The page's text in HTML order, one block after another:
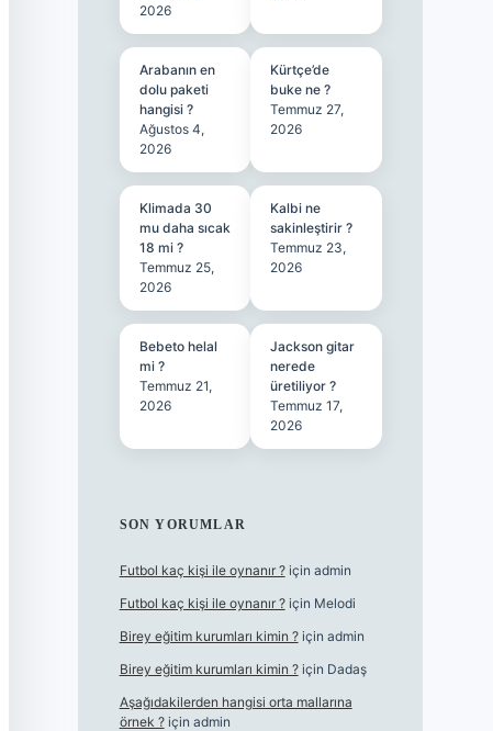
2026
Arabanın en
dolu paketi
hangisi ?
Ağustos 4,
2026
Kürtçe’de
buke ne ?
Temmuz 27,
2026
Klimada 30
mu daha sıcak
18 mi ?
Temmuz 25,
2026
Kalbi ne
sakinleştirir ?
Temmuz 23,
2026
Bebeto helal
mi ?
Temmuz 21,
2026
Jackson gitar
nerede
üretiliyor ?
Temmuz 17,
2026
SON YORUMLAR
Futbol kaç kişi ile oynanır ?için admin
Futbol kaç kişi ile oynanır ?için Melodi
Birey eğitim kurumları kimin ?için admin
Birey eğitim kurumları kimin ?için Dadaş
Aşağıdakilerden hangisi orta mallarına
örnek ?için admin